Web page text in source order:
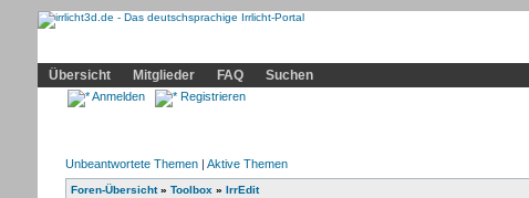
Übersicht
Mitglieder FAQ Suchen
Anmelden Registrieren
Unbeantwortete Themen| Aktive Themen
Foren-Übersicht» Toolbox » IrrEdit